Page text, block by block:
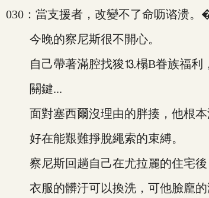
030：當支援者，改變不了命呖谘溃。
今晚的察尼斯很不開心。
自己帶著滿腔找狻⒔榻B眷族福利，
關鍵...
面對塞西爾沒理由的胖揍，他根本
好在能艱難掙脫繩索的束縛。
察尼斯回趟自己在尤拉麗的住宅後
衣服的髒汙可以換洗，可他臉龐的